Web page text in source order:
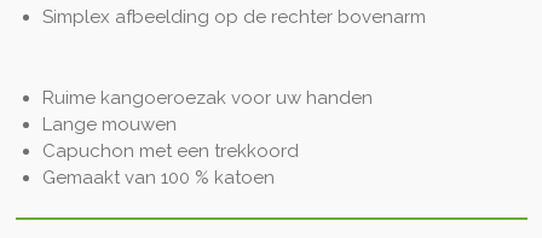
Simplex afbeelding op de rechter bovenarm
Ruime kangoeroezak voor uw handen
Lange mouwen
Capuchon met een trekkoord
Gemaakt van 100 % katoen